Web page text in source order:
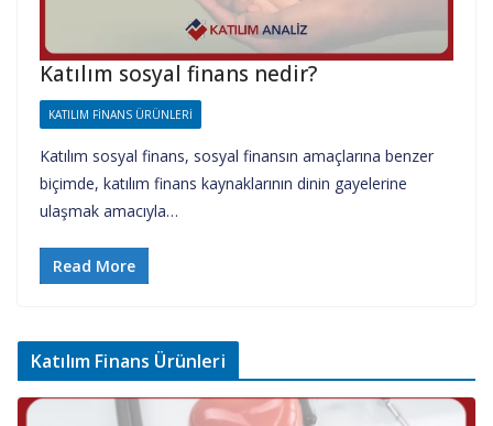
Katılım sosyal finans nedir?
KATILIM FINANS ÜRÜNLERI
Katılım sosyal finans, sosyal finansın amaçlarına benzer
biçimde, katılım finans kaynaklarının dinin gayelerine
ulaşmak amacıyla…
Read More
Katılım Finans Ürünleri